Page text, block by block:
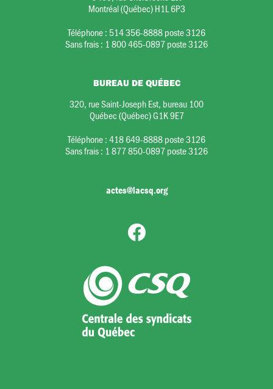
Montréal (Québec) H1L 6P3
Téléphone : 514 356-8888 poste 3126
Sans frais : 1 800 465-0897 poste 3126
BUREAU DE QUÉBEC
320, rue Saint-Joseph Est, bureau 100
Québec (Québec) G1K 9E7
Téléphone :418 649-8888 poste 3126
Sans frais : 1 877 850-0897 poste 3126
actes@lacsq.org